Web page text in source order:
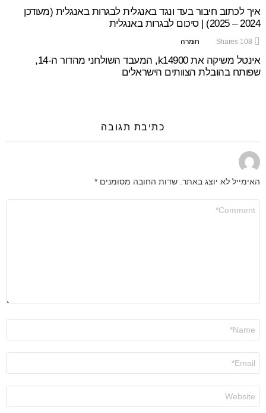
איך לכתוב חיבור בעד ונגד באנגלית לבגרות באנגלית (מעודכן
2024 – 2025) | סיכום לבגרות באנגלית
108
Shares חומרה
אינטל משיקה את k14900, המעבד השולחני מהדור ה-14,
שפותח בהובלת הצוותים הישראלים
כתיבת תגובה
האימייל לא יוצג באתר. שדות החובה מסומנים *
שלך